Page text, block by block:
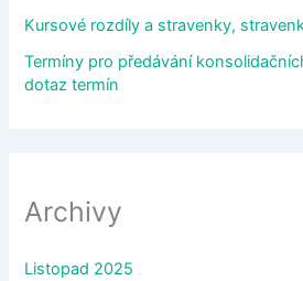
Kursové rozdíly a stravenky,
Termíny pro předávání
dotaz termín
Archivy
Listopad 2025